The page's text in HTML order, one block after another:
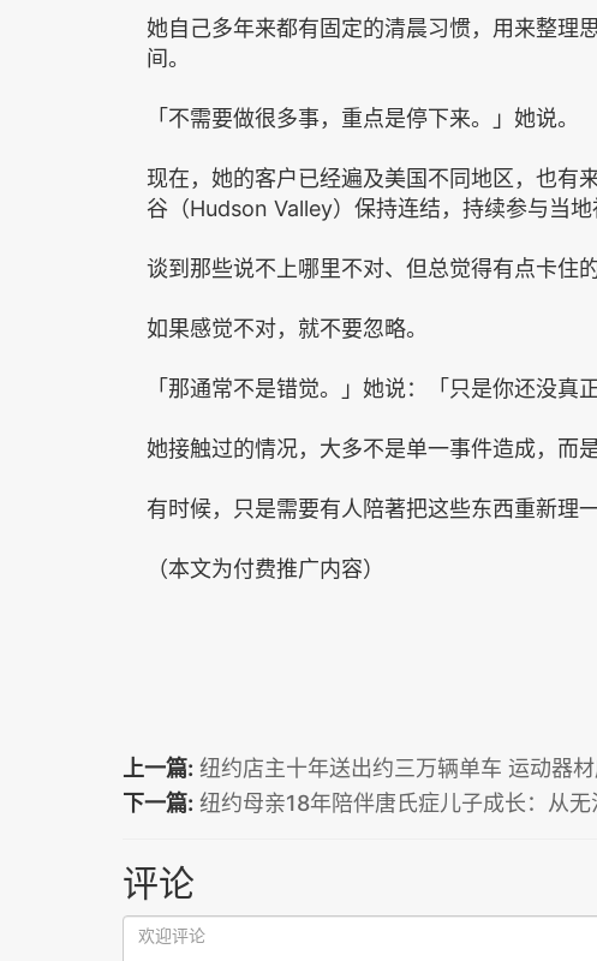
她自己多年来都有固定的清晨习惯，用来整理
间。
「不需要做很多事，重点是停下来。」她说。
现在，她的客户已经遍及美国不同地区，也有
谷（Hudson Valley）保持连结，持续参与当地
谈到那些说不上哪里不对、但总觉得有点卡住
如果感觉不对，就不要忽略。
「那通常不是错觉。」她说：「只是你还没真
她接触过的情况，大多不是单一事件造成，而
有时候，只是需要有人陪著把这些东西重新理
（本文为付费推广内容）
上一篇: 纽约店主十年送出约三万辆单车 运动器
下一篇: 纽约母亲18年陪伴唐氏症儿子成长：从
评论